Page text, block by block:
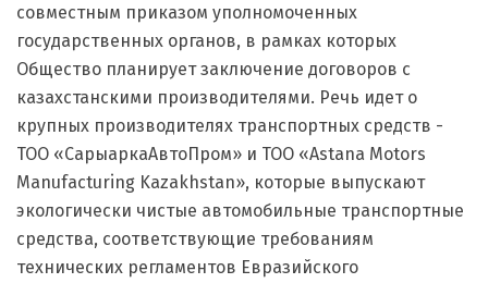
совместным приказом уполномоченных
государственных органов, в рамках которых
Общество планирует заключение договоров с
казахстанскими производителями. Речь идет о
крупных производителях транспортных средств -
ТОО «СарыаркаАвтоПром» и ТОО «Astana Motors
Manufacturing Kazakhstan», которые выпускают
экологически чистые автомобильные транспортные
средства, соответствующие требованиям
технических регламентов Евразийского